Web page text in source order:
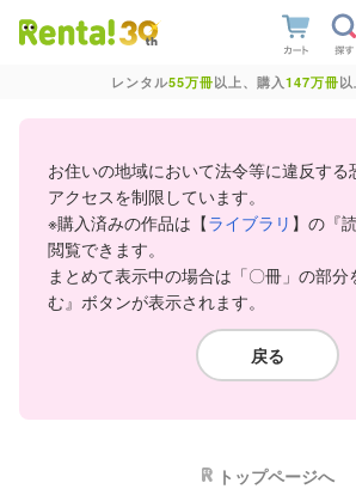
レンタル55万冊以上、購入147万冊
お住いの地域において法令等に違反する
アクセスを制限しています。
※購入済みの作品は【ライブラリ 】の『
閲覧できます。
まとめて表示中の場合は「〇冊」の部
む』ボタンが表示されます。
戻る
トップページへ